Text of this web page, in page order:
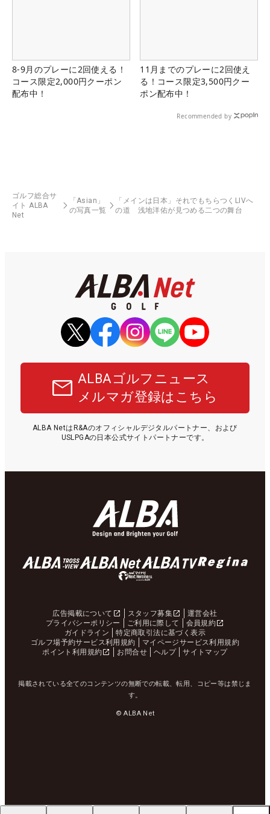
8-9月のプレーに2回使える！
コース限定2,000円クーポン
配布中！
11月までのプレーに2回使え
る！コース限定3,500円クー
ポン配布中！
Recommended by
ゴルフ総合サ
イト ALBA
Net
「Asian」
の写真一覧
「メインは日本」それでもちらつくLIVへ
の道 浅地洋佑が見つめる二つの舞台
ALBAゴルフニュース
メルマガ登録はこちら
ALBA NetはR&Aのオフィシャルデジタルパートナー、および
USLPGAの日本公式サイトパートナーです。
広告掲載について スタッフ募集
運営会社
プライバシーポリシー
ご利用に際して
会員規約
ガイドライン
特定商取引法に基づく表示
ゴルフ場予約サービス利用規約
マイページサービス利用規約
ポイント利用規約
お問合せ ヘルプ サイトマップ
掲載されている全てのコンテンツの無断での転載、転用、コピー等は禁じま
す。
© ALBA Net